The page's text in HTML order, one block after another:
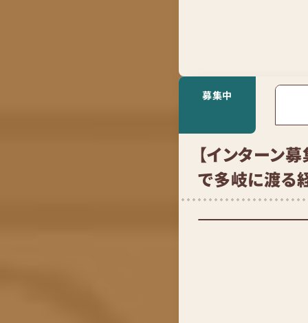
募集中
【インターン
で多岐に渡る